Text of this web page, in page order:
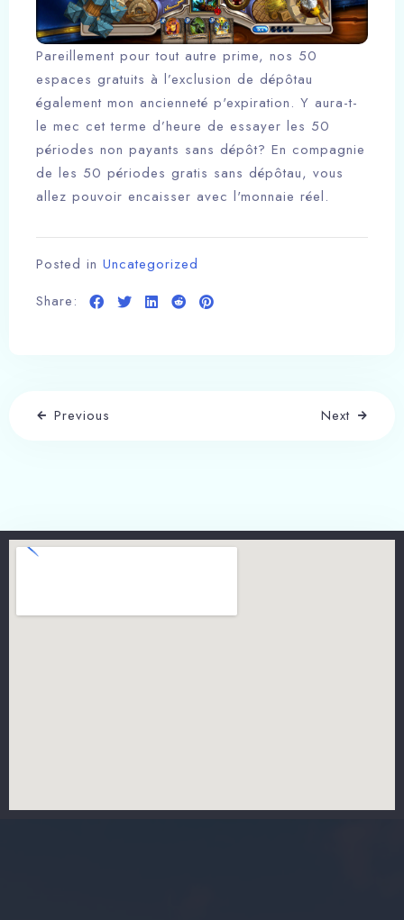
Pareillement pour tout autre prime, nos 50
espaces gratuits à l’exclusion de dépôtau
également mon ancienneté p'expiration. Y aura-t-
le mec cet terme d’heure de essayer les 50
périodes non payants sans dépôt? En compagnie
de les 50 périodes gratis sans dépôtau, vous
allez pouvoir encaisser avec l'monnaie réel.
Posted in Uncategorized
Share:
Previous Next